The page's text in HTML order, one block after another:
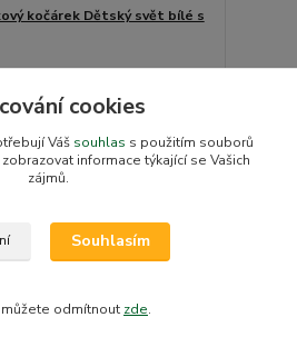
kočárek Dětský svět bílé s
Přidat do košíku
cookies
Váš souhlas s použitím souborů
informace týkající se Vašich
zájmů.
Souhlasím
odmítnout zde.